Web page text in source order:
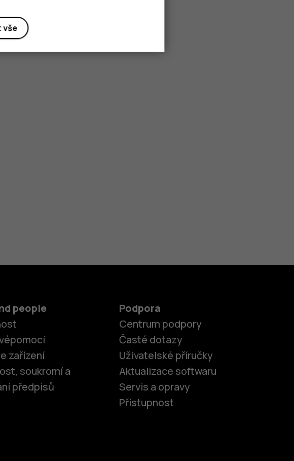
people
zařízení
soukromí a
předpisů
Podpora
Centrum podpory
Časté dotazy
Uživatelské příručky
Aktualizace softwaru
Servis a opravy
Přístupnost
vše